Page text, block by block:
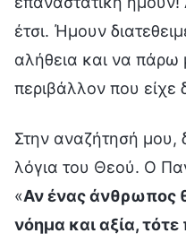
έτσι. Ήμουν
αλήθεια και να πάρω
περιβάλλον που είχε
Στην αναζήτησή μου,
λόγια του Θεού. Ο
«Αν ένας άνθρωπος
νόημα και αξία, τότε